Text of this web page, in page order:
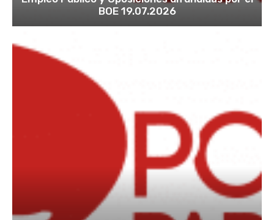
BOE 19.07.2026